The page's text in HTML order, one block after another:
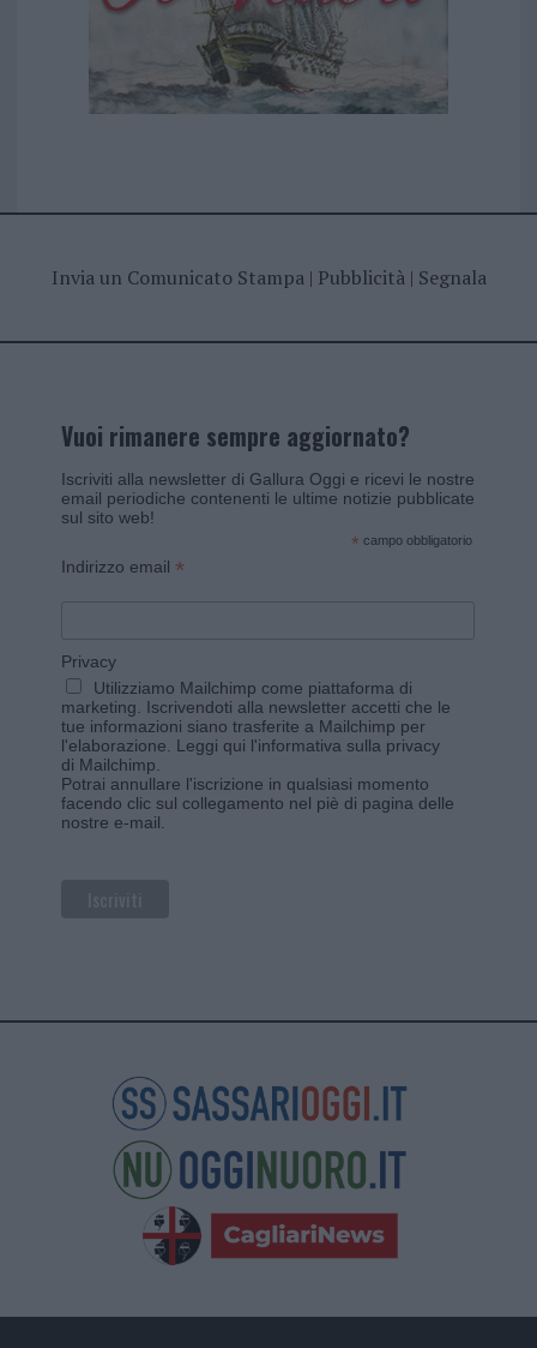
Invia un Comunicato Stampa| Pubblicità| Segnala
Vuoi rimanere sempre aggiornato?
Iscriviti alla newsletter di Gallura Oggi e ricevi le nostre
email periodiche contenenti le ultime notizie pubblicate
sul sito web!
* campo obbligatorio
Indirizzo email *
Privacy
Utilizziamo Mailchimp come piattaforma di
marketing. Iscrivendoti alla newsletter accetti che le
tue informazioni siano trasferite a Mailchimp per
l'elaborazione. Leggi qui l'informativa sulla privacy
di Mailchimp.
Potrai annullare l'iscrizione in qualsiasi momento
facendo clic sul collegamento nel piè di pagina delle
nostre e-mail.